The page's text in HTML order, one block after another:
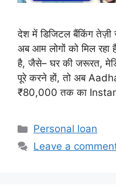
देश में डिजिटल बैंकिंग तेज़ी
अब आम लोगों को मिल
है, जैसे– घर की जरूरत,
पूरे करने हों, तो अब
₹80,000 तक का
Categories
Personal loan
Leave a